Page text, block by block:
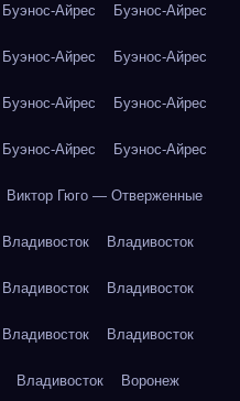
Буэнос-Айрес Буэнос-Айрес
Буэнос-Айрес Буэнос-Айрес
Буэнос-Айрес Буэнос-Айрес
Буэнос-Айрес Буэнос-Айрес
Виктор Гюго — Отверженные
Владивосток Владивосток
Владивосток Владивосток
Владивосток Владивосток
Владивосток Воронеж